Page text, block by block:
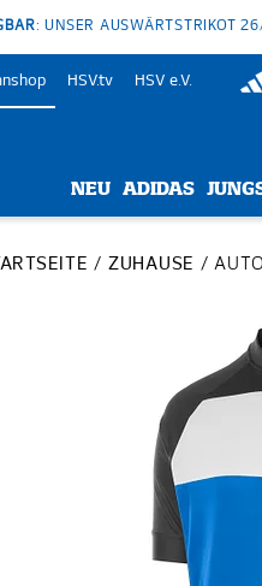
: UNSER AUSWÄRTSTRIKOT
HSV.tv HSV e.V.
NEU ADIDAS
/ ZUHAUSE /